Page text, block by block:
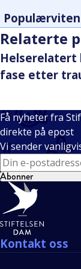
Relaterte
Helserelatert
fase etter
Få nyheter fra
direkte på epost
Vi sender
E-mail
Abonner
Bunntekst
Kontakt oss